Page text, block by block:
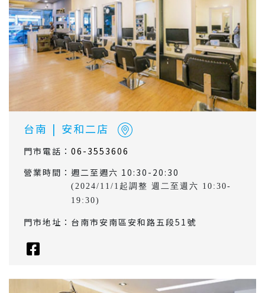
台南 | 安和二店
門市電話： 06-3553606
營業時間： 週二至週六 10:30-20:30
(2024/11/1起調整 週二至週六 10:30-
19:30)
門市地址： 台南市安南區安和路五段51號